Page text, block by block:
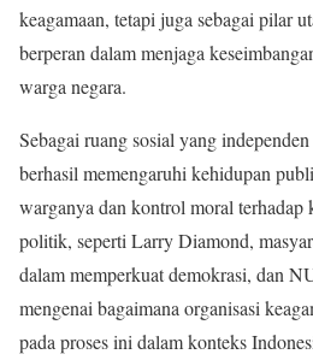
keagamaan, tetapi juga sebagai pilar
berperan dalam menjaga
warga negara.
Sebagai ruang sosial yang
berhasil memengaruhi kehidupan
warganya dan kontrol moral terhadap
politik, seperti Larry Diamond,
dalam memperkuat demokrasi, dan
mengenai bagaimana organisasi
pada proses ini dalam konteks